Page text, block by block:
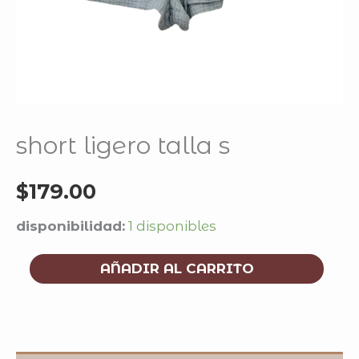
short ligero talla s
$179.00
disponibilidad: 1 disponibles
AÑADIR AL CARRITO